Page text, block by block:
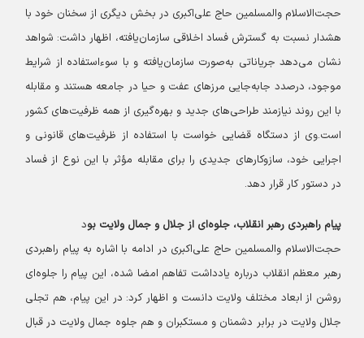
حجت‌الاسلام والمسلمین حاج علی‌اکبری در بخش دیگری از سخنان خود با
هشدار نسبت به گسترش فساد اخلاقی سازمان‌یافته، اظهار داشت: شواهد
نشان می‌دهد جریاناتی به‌صورت سازمان‌یافته و با سوءاستفاده از شرایط
موجود، درصدد جابه‌جایی مرزهای عفت و حیا در جامعه هستند و مقابله
با این روند نیازمند طراحی‌های جدید و بهره‌گیری از همه ظرفیت‌های کشور
است.وی از دستگاه قضایی خواست با استفاده از ظرفیت‌های قانونی و
اجرایی خود، سازوکارهای جدیدی را برای مقابله مؤثر با این نوع از فساد
در دستور کار قرار دهد.
پیام راهبردی رهبر انقلاب، جلوه‌ای از جلال و جمال ولایت بو د
حجت‌الاسلام والمسلمین حاج علی‌اکبری در ادامه با اشاره به پیام راهبردی
رهبر معظم انقلاب درباره یادداشت تفاهم امضا شده، این پیام را جلوه‌ای
روشن از ابعاد مختلف ولایت دانست و اظهار کرد: در این پیام، هم تجلی
جلال ولایت در برابر دشمنان و مستکبران و هم جلوه جمال ولایت در قبال